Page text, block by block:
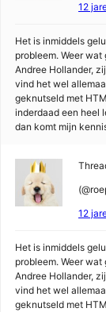
12
Het is inmiddels
probleem. Weer
Andree Hollander,
vind het wel
geknutseld met
inderdaad een heel
dan komt mijn
12
Het is inmiddels
probleem. Weer
Andree Hollander,
vind het wel
geknutseld met